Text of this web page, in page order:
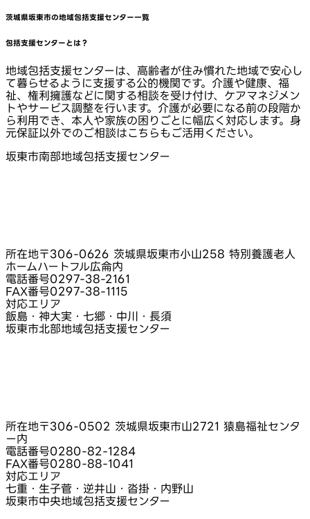
茨城県坂東市の地域包括支援センター一覧
包括支援センターとは？
地域包括支援センターは、高齢者が住み慣れた地域で安心し
て暮らせるように支援する公的機関です。介護や健康、福
祉、権利擁護などに関する相談を受け付け、ケアマネジメン
トやサービス調整を行います。介護が必要になる前の段階か
ら利用でき、本人や家族の困りごとに幅広く対応します。身
元保証以外でのご相談はこちらもご活用ください。
坂東市南部地域包括支援センター
所在地〒306-0626 茨城県坂東市小山258 特別養護老人
ホームハートフル広侖内
電話番号0297-38-2161
FAX番号0297-38-1115
対応エリア
飯島・神大実・七郷・中川・長須
坂東市北部地域包括支援センター
所在地〒306-0502 茨城県坂東市山2721 猿島福祉センタ
ー内
電話番号0280-82-1284
FAX番号0280-88-1041
対応エリア
七重・生子菅・逆井山・沓掛・内野山
坂東市中央地域包括支援センター